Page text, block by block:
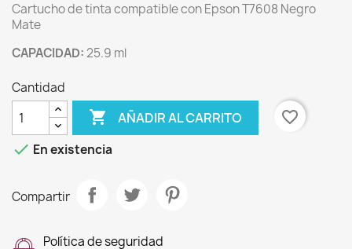
Cartucho de tinta compatible con Epson T7608 Negro
Mate
CAPACIDAD:25.9 ml
Cantidad
 AÑADIR AL CARRITO
favorite_border
 En existencia
Compartir
Política de seguridad